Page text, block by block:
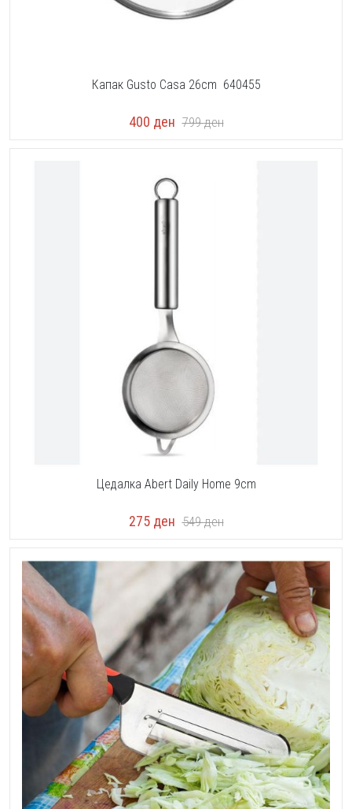
Капак Gusto Casa 26cm 640455
400 ден 799ден
Цедалка Abert Daily Home 9cm
275 ден 549ден